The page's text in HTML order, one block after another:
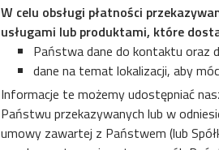
W celu obsługi płatności
usługami lub produktami, które
Państwa dane do kontaktu oraz
dane na temat lokalizacji, aby
Informacje te możemy udostępniać
Państwu przekazywanych lub w
umowy zawartej z Państwem (lub